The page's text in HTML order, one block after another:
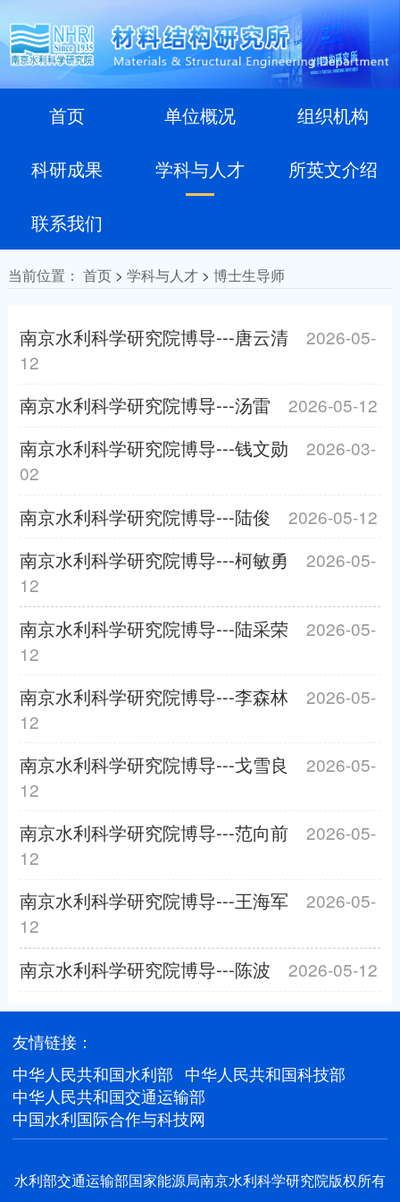
首页 单位概况 组织机构
科研成果 学科与人才 所英文介绍
联系我们
当前位置： 首页> 学科与人才> 博士生导师
南京水利科学研究院博导---唐云清
2026-05-
12
南京水利科学研究院博导---汤雷 2026-05-12
南京水利科学研究院博导---钱文勋
2026-03-
02
南京水利科学研究院博导---陆俊 2026-05-12
南京水利科学研究院博导---柯敏勇
2026-05-
12
南京水利科学研究院博导---陆采荣
2026-05-
12
南京水利科学研究院博导---李森林
2026-05-
12
南京水利科学研究院博导---戈雪良
2026-05-
12
南京水利科学研究院博导---范向前
2026-05-
12
南京水利科学研究院博导---王海军
2026-05-
12
南京水利科学研究院博导---陈波 2026-05-12
友情链接：
中华人民共和国水利部 中华人民共和国科技部
中华人民共和国交通运输部
中国水利国际合作与科技网
水利部交通运输部国家能源局南京水利科学研究院版权所有